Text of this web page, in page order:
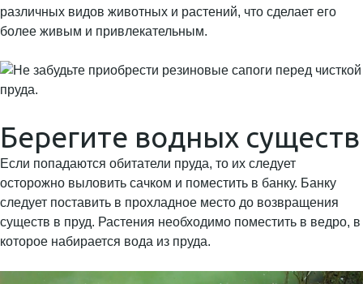
различных видов животных и растений, что сделает его
более живым и привлекательным.
Берегите водных существ
Если попадаются обитатели пруда, то их следует
осторожно выловить сачком и поместить в банку. Банку
следует поставить в прохладное место до возвращения
существ в пруд. Растения необходимо поместить в ведро, в
которое набирается вода из пруда.